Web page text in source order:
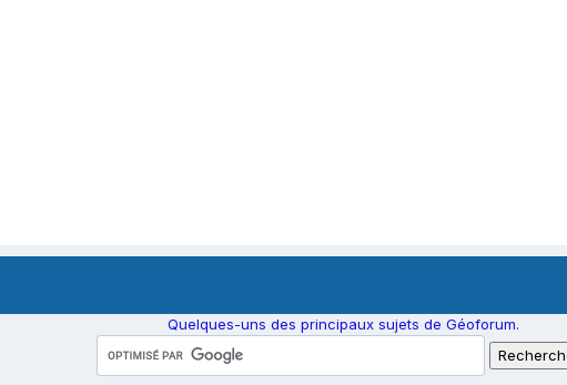
Quelques-uns des principaux sujets de Géoforum.